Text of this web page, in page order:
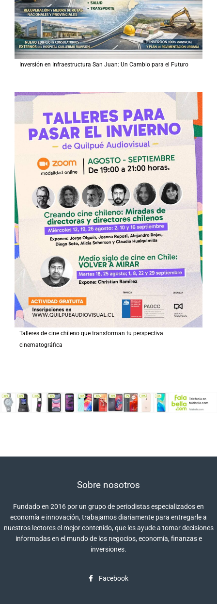
Inversión en Infraestructura San Juan: Un Cambio para el Futuro
Talleres de cine chileno que transforman tu perspectiva
cinematográfica
Sobre nosotros
Fundado en 2016 por un grupo de periodistas especializados en
economía e innovación, trabajamos diariamente para entregarle a
nuestros lectores el mejor contenido, que les ayude a tomar decisiones
informadas en el mundo de los negocios, economía, finanzas e
inversiones.
Facebook